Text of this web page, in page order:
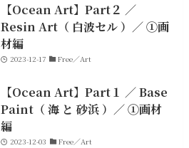
【Ocean Art】Part２ ／
Resin Art（ 白波セル ）／ ①画
材編
2023-12-17 Free／Art
【Ocean Art】Part１ ／ Base
Paint（ 海 と 砂浜 ）／ ①画材
編
2023-12-03 Free／Art